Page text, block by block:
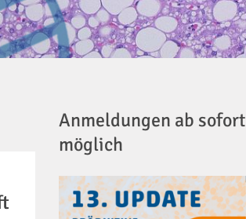
Anmeldungen ab sofort
möglich